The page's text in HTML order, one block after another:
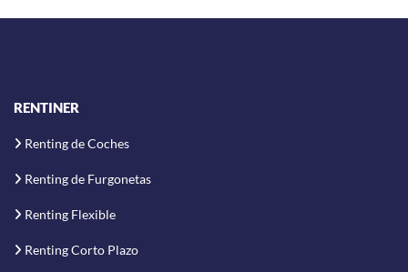
RENTINER
Renting de Coches
Renting de Furgonetas
Renting Flexible
Renting Corto Plazo